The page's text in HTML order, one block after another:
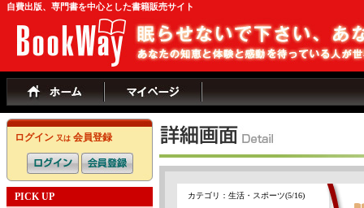
自費出版、専門書を中心とした書籍販売サイト
ログイン 又は 会員登録
PICK UP
カテゴリ：生活・スポーツ(5/16)